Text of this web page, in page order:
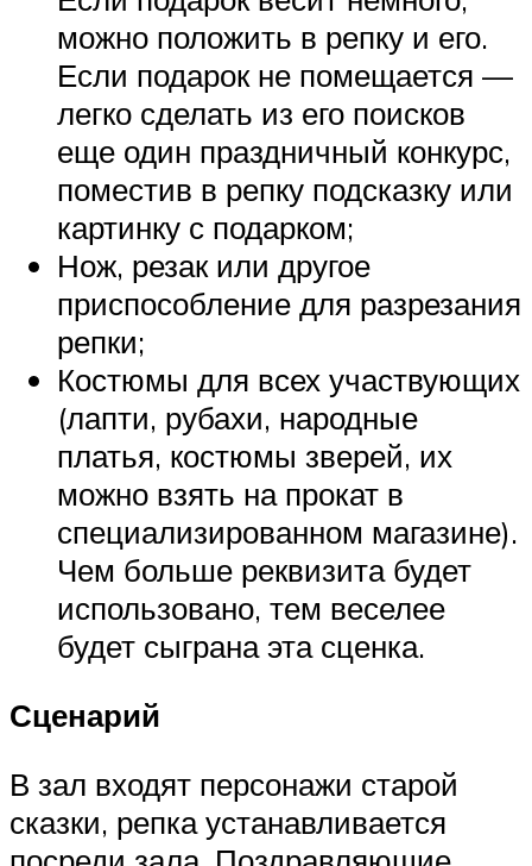
можно положить в репку и его.
Если подарок не помещается —
легко сделать из его поисков
еще один праздничный конкурс,
поместив в репку подсказку или
картинку с подарком;
Нож, резак или другое
приспособление для разрезания
репки;
Костюмы для всех участвующих
(лапти, рубахи, народные
платья, костюмы зверей, их
можно взять на прокат в
специализированном магазине).
Чем больше реквизита будет
использовано, тем веселее
будет сыграна эта сценка.
Сценарий
В зал входят персонажи старой
сказки, репка устанавливается